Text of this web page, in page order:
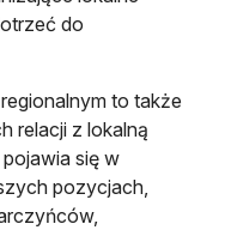
do
to także
relacji z lokalną
się w
pozycjach,